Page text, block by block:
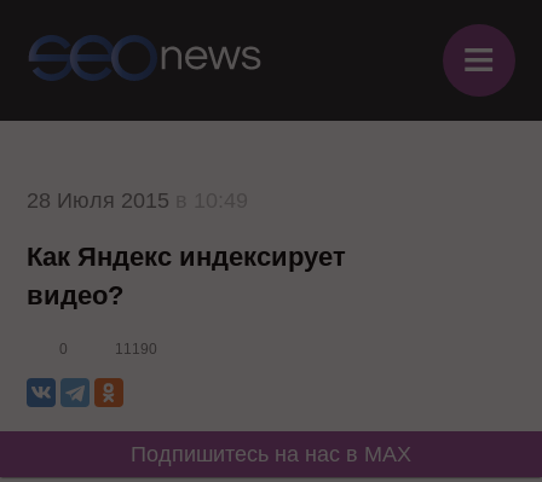
≡
28 Июля 2015
Как Яндекс индексирует
видео?
0 11190
Подпишитесь на нас в MAX